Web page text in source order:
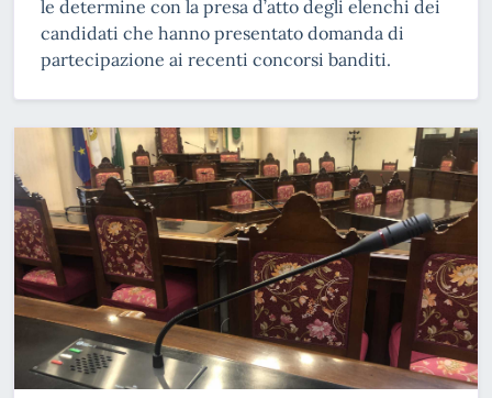
le determine con la presa d’atto degli elenchi dei
candidati che hanno presentato domanda di
partecipazione ai recenti concorsi banditi.